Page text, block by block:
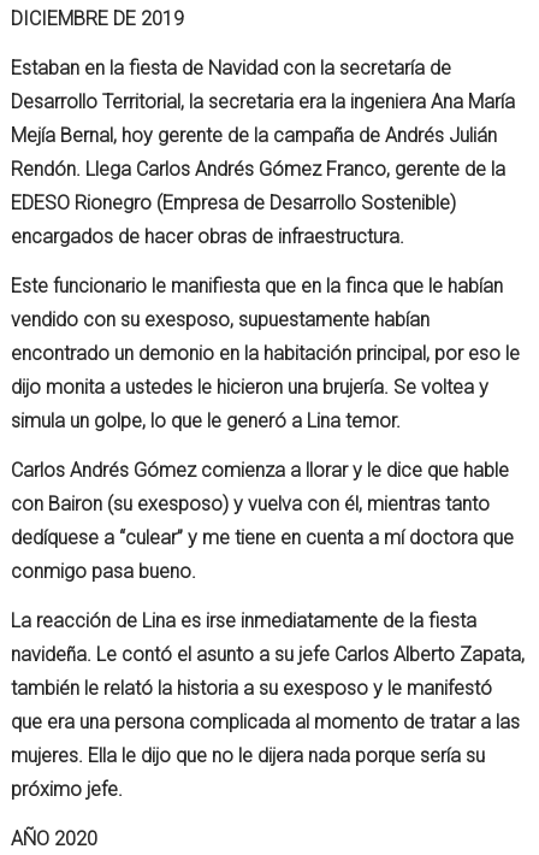
DICIEMBRE DE 2019
Estaban en la fiesta de Navidad con la secretaría de
Desarrollo Territorial, la secretaria era la ingeniera Ana María
Mejía Bernal, hoy gerente de la campaña de Andrés Julián
Rendón. Llega Carlos Andrés Gómez Franco, gerente de la
EDESO Rionegro (Empresa de Desarrollo Sostenible)
encargados de hacer obras de infraestructura.
Este funcionario le manifiesta que en la finca que le habían
vendido con su exesposo, supuestamente habían
encontrado un demonio en la habitación principal, por eso le
dijo monita a ustedes le hicieron una brujería. Se voltea y
simula un golpe, lo que le generó a Lina temor.
Carlos Andrés Gómez comienza a llorar y le dice que hable
con Bairon (su exesposo) y vuelva con él, mientras tanto
dedíquese a “culear” y me tiene en cuenta a mí doctora que
conmigo pasa bueno.
La reacción de Lina es irse inmediatamente de la fiesta
navideña. Le contó el asunto a su jefe Carlos Alberto Zapata,
también le relató la historia a su exesposo y le manifestó
que era una persona complicada al momento de tratar a las
mujeres. Ella le dijo que no le dijera nada porque sería su
próximo jefe.
AÑO 2020